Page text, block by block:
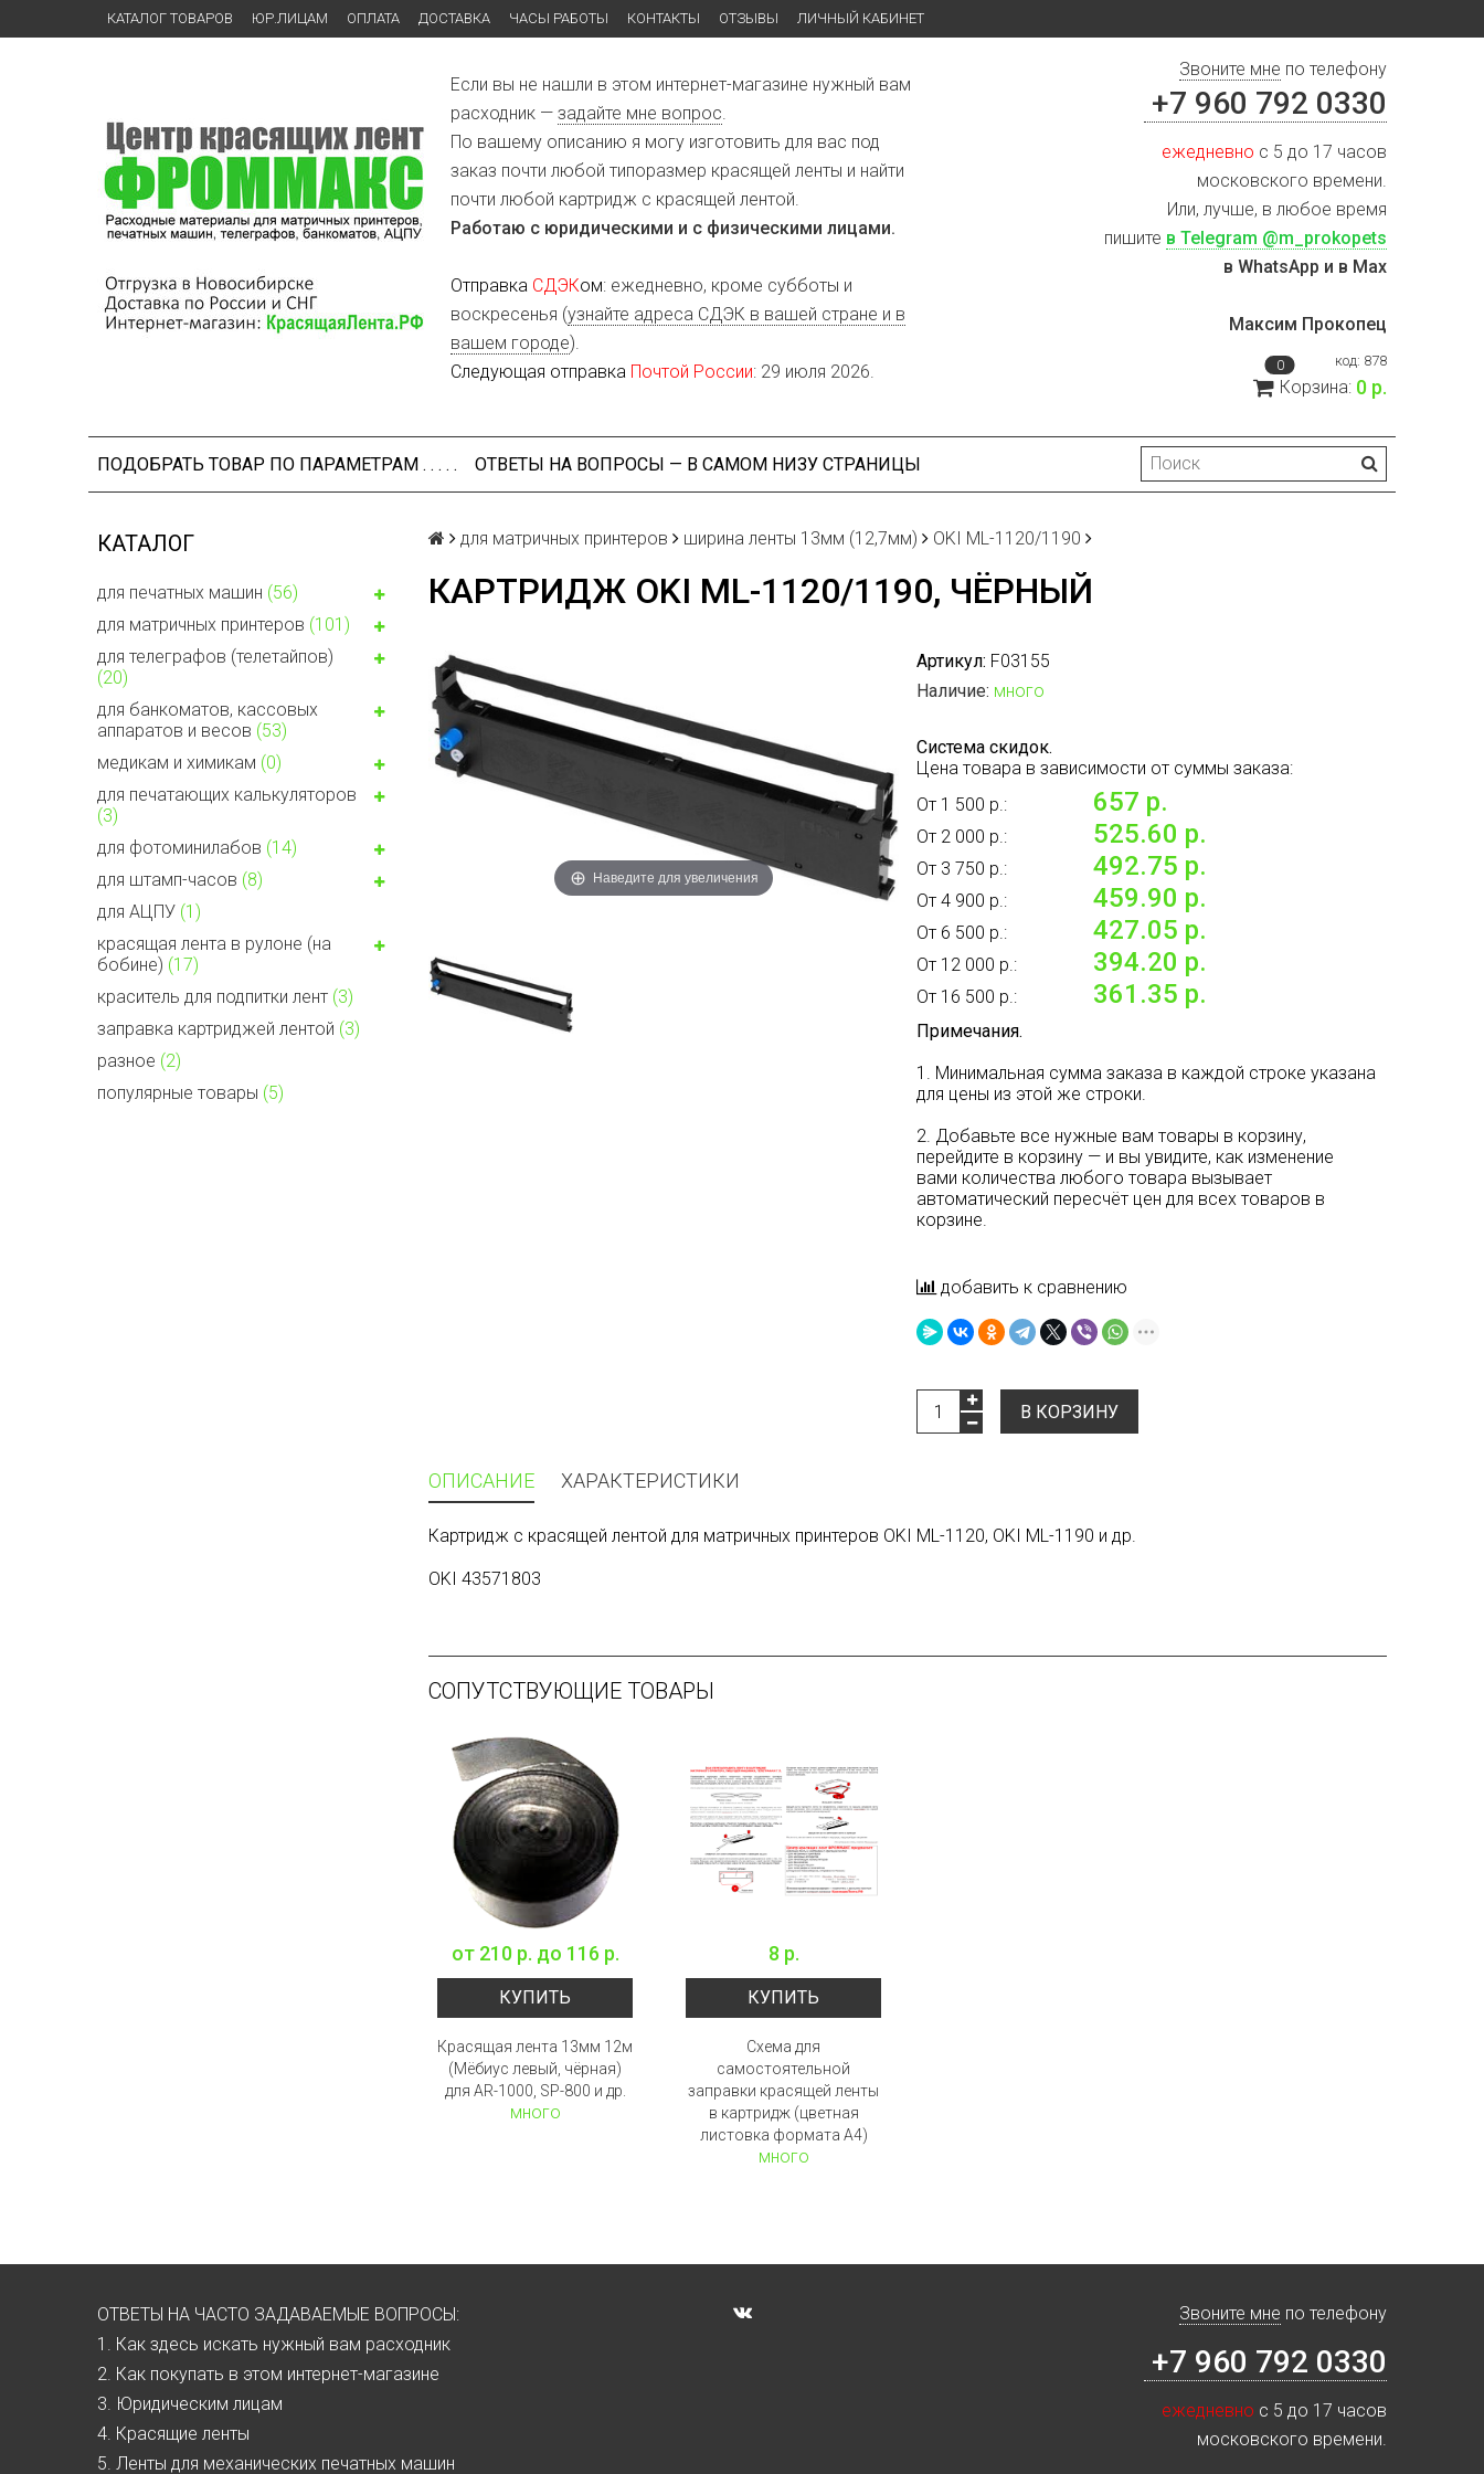
КАТАЛОГ ТОВАРОВ ЮР.ЛИЦАМ ОПЛАТА ДОСТАВКА ЧАСЫ РАБОТЫ КОНТАКТЫ ОТЗЫВЫ ЛИЧНЫЙ КАБИНЕТ
Если вы не нашли в этом интернет-магазине нужный вам
расходник — задайте мне вопрос
По вашему описанию я могу изготовить для вас под
заказ почти любой типоразмер красящей ленты и найти
почти любой картридж с красящей лентой.
Работаю с юридическими и с физическими лицами.
Отправка СДЭКом: ежедневно, кроме субботы и
воскресенья (узнайте адреса СДЭК в вашей стране и в
вашем городе).
Следующая отправка Почтой России: 29 июля 2026.
Звоните мне по телефону
+7 960 792 0330
ежедневно с 5 до 17 часов
московского времени.
Или, лучше, в любое время
пишите в Telegram @m_prokopets
в WhatsApp и в Max
Максим Прокопец
код: 878
0
Корзина: 0 р.
ПОДОБРАТЬ ТОВАР ПО ПАРАМЕТРАМ . . . . . ОТВЕТЫ НА ВОПРОСЫ — В САМОМ НИЗУ СТРАНИЦЫ
КАТАЛОГ
для печатных машин (56)
для матричных принтеров (101)
для телеграфов (телетайпов)
(20)
для банкоматов, кассовых
аппаратов и весов (53)
медикам и химикам (0)
для печатающих калькуляторов
(3)
для фотоминилабов (14)
для штамп-часов (8)
для АЦПУ (1)
красящая лента в рулоне (на
бобине) (17)
краситель для подпитки лент (3)
заправка картриджей лентой (3)
разное (2)
популярные товары (5)
для матричных принтеров ширина ленты 13мм (12,7мм) OKI ML-1120/1190
КАРТРИДЖ OKI ML-1120/1190, ЧЁРНЫЙ
Наведите для увеличения
Артикул: F03155
Наличие: много
Система скидок.
Цена товара в зависимости от суммы заказа:
От 1 500 р.:
657 р.
От 2 000 р.: 525.60 р.
От 3 750 р.: 492.75 р.
От 4 900 р.: 459.90 р.
От 6 500 р.: 427.05 р.
От 12 000 р.: 394.20 р.
От 16 500 р.: 361.35 р.
Примечания.
1. Минимальная сумма заказа в каждой строке указана
для цены из этой же строки.
2. Добавьте все нужные вам товары в корзину,
перейдите в корзину — и вы увидите, как изменение
вами количества любого товара вызывает
автоматический пересчёт цен для всех товаров в
корзине.
добавить к сравнению
В КОРЗИНУ
ОПИСАНИЕ ХАРАКТЕРИСТИКИ
Картридж с красящей лентой для матричных принтеров OKI ML-1120, OKI ML-1190 и др.
OKI 43571803
СОПУТСТВУЮЩИЕ ТОВАРЫ
от 210 р. до 116 р.
КУПИТЬ
Красящая лента 13мм 12м
(Мёбиус левый, чёрная)
для AR-1000, SP-800 и др.
много
8 р.
КУПИТЬ
Схема для
самостоятельной
заправки красящей ленты
в картридж (цветная
листовка формата А4)
много
ОТВЕТЫ НА ЧАСТО ЗАДАВАЕМЫЕ ВОПРОСЫ:
1. Как здесь искать нужный вам расходник
2. Как покупать в этом интернет-магазине
3. Юридическим лицам
4. Красящие ленты
5. Ленты для механических печатных машин
Звоните мне по телефону
+7 960 792 0330
ежедневно с 5 до 17 часов
московского времени.